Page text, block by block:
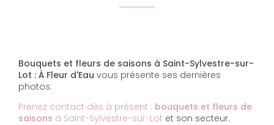
Bouquets et fleurs de saisons à Saint-Sylvestre-sur-
Lot : À Fleur d'Eau vous présente ses dernières
photos.
Prenez contact dès à présent : bouquets et fleurs de
saisons à Saint-Sylvestre-sur-Lot et son secteur.